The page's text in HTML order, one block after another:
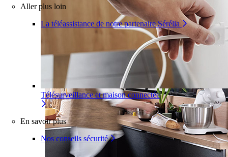
Télésurveillance et maison connectée
En savoir plus
Nos conseils sécurité
Aller plus loin
La téléassistance de notre partenaire Sérélia